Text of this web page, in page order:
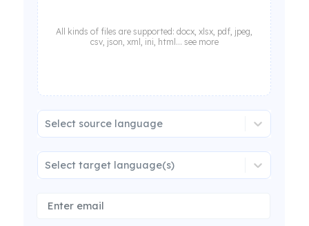
All kinds of files are supported: docx, xlsx, pdf, jpeg,
csv, json, xml, ini, html... see more
Select source language
Select target language(s)